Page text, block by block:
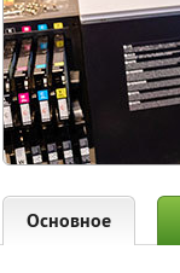
Основное